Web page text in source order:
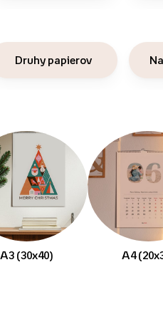
Druhy papierov
A3 (30x40) A4